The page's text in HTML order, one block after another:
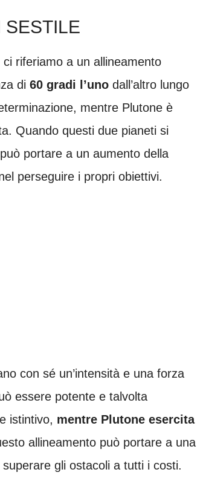
SESTILE
ci riferiamo a un allineamento
di 60 gradi l’uno dall’altro lungo
mentre Plutone è
Quando questi due pianeti si
portare a un aumento della
perseguire i propri obiettivi.
con sé un’intensità e una forza
essere potente e talvolta
istintivo, mentre Plutone esercita
allineamento può portare a una
gli ostacoli a tutti i costi.